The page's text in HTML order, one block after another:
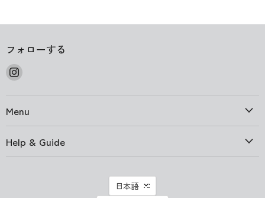
フォローする
Instagram
見
つ
く
だ
Menu
Help & Guide
言日本語